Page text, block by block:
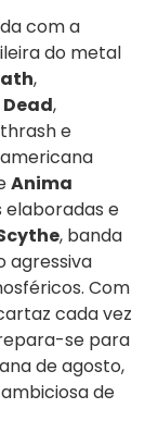
com a
do metal
,
,
e
Anima
elaboradas e
, banda
agressiva
Com
cada vez
se para
de agosto,
de